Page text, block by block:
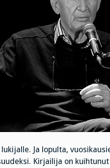
Ja lopulta,
Kirjailija on